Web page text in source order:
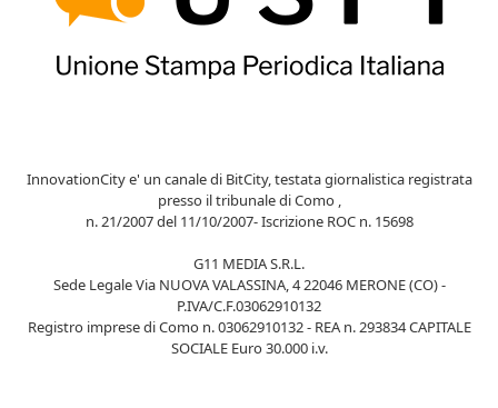
InnovationCity e' un canale di BitCity, testata giornalistica registrata
presso il tribunale di Como ,
n. 21/2007 del 11/10/2007- Iscrizione ROC n. 15698
G11 MEDIA S.R.L.
Sede Legale Via NUOVA VALASSINA, 4 22046 MERONE (CO) -
P.IVA/C.F.03062910132
Registro imprese di Como n. 03062910132 - REA n. 293834 CAPITALE
SOCIALE Euro 30.000 i.v.